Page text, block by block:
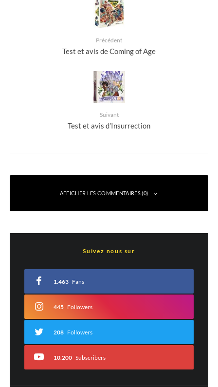
Précédent
Test et avis de Coming of Age
Suivant
Test et avis d’Insurrection
AFFICHER LES COMMENTAIRES (0)
*
Commentaire*
Suivez nous sur
1.463 Fans
445 Followers
208 Followers
10.200 Subscribers